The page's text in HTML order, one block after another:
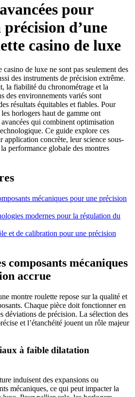
pour
d’une
casino de luxe
de luxe ne sont pas seulement des
des instruments de précision extrême.
la fiabilité du chronométrage et la
des environnements variés sont
résultats équitables et fiables. Pour
horlogers haut de gamme ont
qui combinent optimisation
Ce guide explore ces
application concrète, leur science sous-
performance globale des montres
mécaniques pour une précision
modernes pour la régulation du
et de calibration pour une précision
composants mécaniques
accrue
montre roulette repose sur la qualité et
Chaque pièce doit fonctionner en
déviations de précision. La sélection des
et l’étanchéité jouent un rôle majeur
à faible dilatation
induisent des expansions ou
mécaniques, ce qui peut impacter la